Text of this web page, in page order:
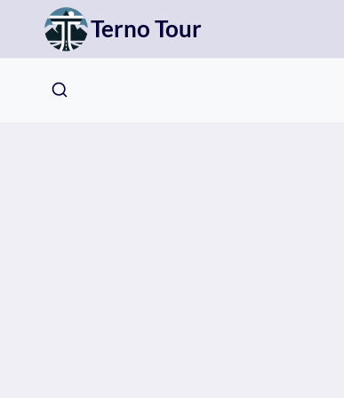
Přeskočit
obsah
Terno Tour